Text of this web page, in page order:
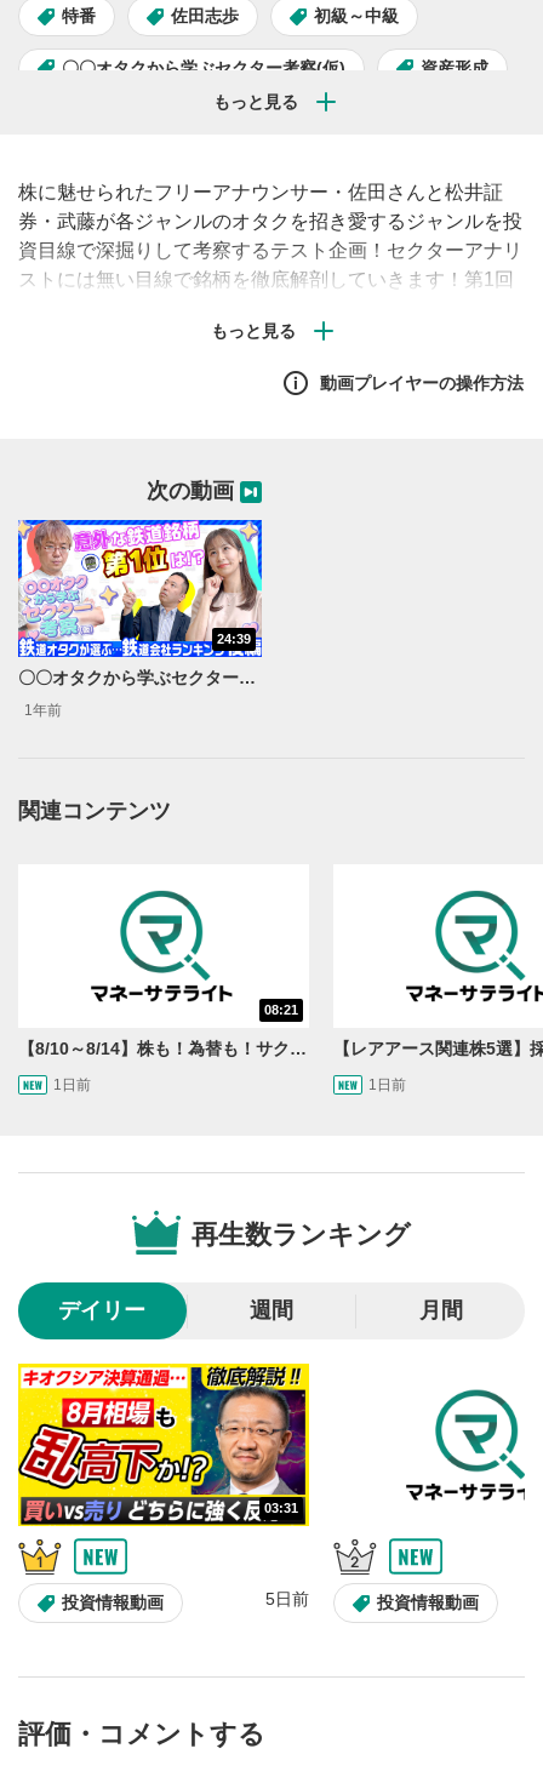
特番 佐田志歩 初級～中級
〇〇オタクから学ぶセクター考察(仮) 資産形成
株に魅せられたフリーアナウンサー・佐田さんと松井証
券・武藤が各ジャンルのオタクを招き愛するジャンルを投
資目線で深掘りして考察するテスト企画！セクターアナリ
ストには無い目線で銘柄を徹底解剖していきます！第1回
達也さんがオタク目線で鉄道業界を分析！そのうえで、鉄
道銘柄をランキング形式で解説してもらいます！
動画プレイヤーの操作方法
1
動画再生エリア
動画タイトル
動画タイトルが表示されます。クリックすると
YouTubeサイトに移動します。
クリックするとYouTubeの「後で見る」の再生リスト
に追加されます。
SNSやメールなどで動画を共有・シェアすることがで
ー内にあります。
シークバー
再生位置を示しています。再生したい位置をクリック
するとその位置から動画が再生されます。
6
再生ボタン
動画が再生または一時停止します。
7
音量調整
スライダーを上下すると音量が調整できます。
スマートフォンで視聴の場合は端末の音量調節ボタンを利用
してください。
スマートフォンで視聴の場合は画面右下の設定(歯車マーク)
次の動画
24:39
〇〇オタクから学ぶセクター考察(仮)「鉄道株」＜後編＞
1年前
関連コンテンツ
08:21
【8/10～8/14】株も！為替も！サクッと！来週のマーケット見通し＜Next View＞
1日前 1日前
再生数ランキング
デイリー 週間 月間
03:31
投資情報動画 5日前 投資情報動画
評価・コメントする